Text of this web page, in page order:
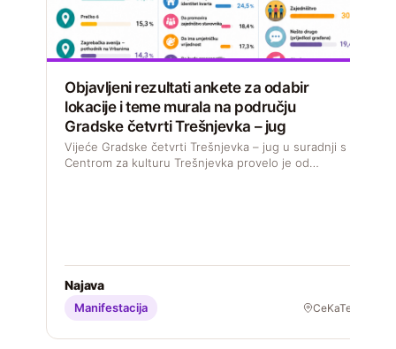
Objavljeni rezultati ankete za odabir
lokacije i teme murala na području
Gradske četvrti Trešnjevka – jug
Vijeće Gradske četvrti Trešnjevka – jug u suradnji s
Centrom za kulturu Trešnjevka provelo je od…
Najava
Manifestacija CeKaTe